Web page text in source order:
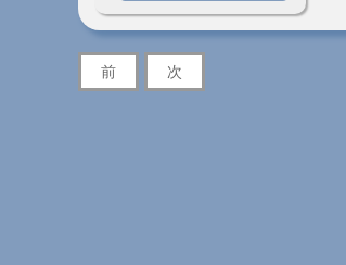
前 次